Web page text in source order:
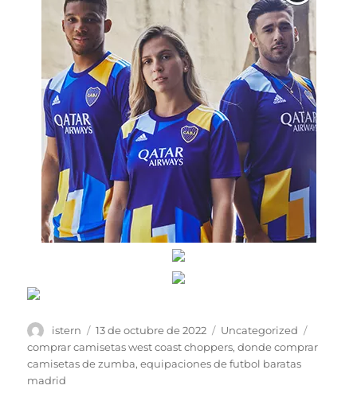
Autor
istern
Publicado
el
13 de octubre de 2022 Categorías
Uncategorized
comprar camisetas west coast choppers,donde comprar
camisetas de zumba,equipaciones de futbol baratas
madrid